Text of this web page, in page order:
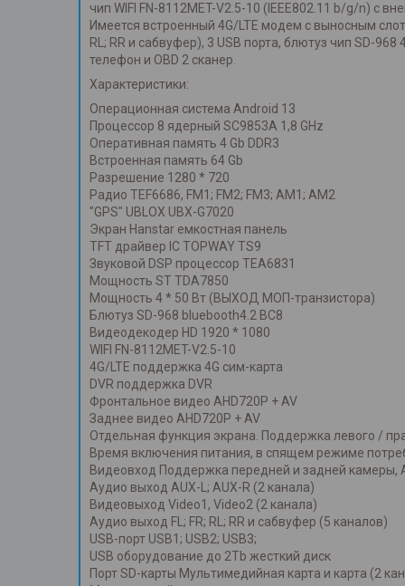
чип WIFI FN-8112MET-V2.5-10 (IEEE802.11 b/g/n) с
Имеется встроенный 4G/LTE модем с выносным
RL; RR и сабвуфер), 3 USB порта, блютуз чип SD-
телефон и OBD 2 сканер.
Характеристики:
Операционная система Android 13
Процессор 8 ядерный SC9853A 1,8 GHz
Оперативная память 4 Gb DDR3
Встроенная память 64 Gb
Разрешение 1280 * 720
Радио TEF6686, FM1; FM2; FM3; AM1; AM2
"GPS" UBLOX UBX-G7020
Экран Hanstar емкостная панель
TFT драйвер IC TOPWAY TS9
Звуковой DSP процессор TEA6831
Мощность ST TDA7850
Мощность 4 * 50 Вт (ВЫХОД МОП-транзистора)
Блютуз SD-968 bluebooth4.2 BC8
Видеодекодер HD 1920 * 1080
WIFI FN-8112MET-V2.5-10
4G/LTE поддержка 4G сим-карта
DVR поддержка DVR
Фронтальное видео AHD720P + AV
Заднее видео AHD720P + AV
Отдельная функция экрана. Поддержка левого /
Время включения питания, в спящем режиме
Видеовход Поддержка передней и задней камеры,
Аудио выход AUX-L; AUX-R (2 канала)
Видеовыход Video1, Video2 (2 канала)
Аудио выход FL; FR; RL; RR и сабвуфер (5 каналов)
USB-порт USB1; USB2; USB3;
USB оборудование до 2Tb жесткий диск
Порт SD-карты Мультимедийная карта и карта (2